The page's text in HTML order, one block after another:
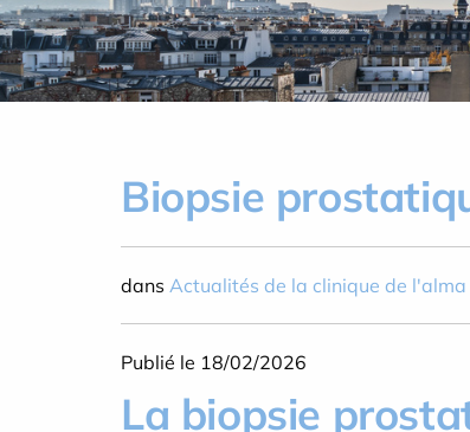
Biopsie
dans Actualités de la clinique de l'alma
Publié le 18/02/2026
La biopsie